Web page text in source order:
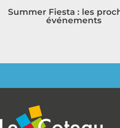
Summer Fiesta : les
événements